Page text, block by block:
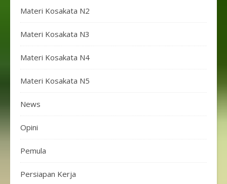
Materi Kosakata N2
Materi Kosakata N3
Materi Kosakata N4
Materi Kosakata N5
News
Opini
Pemula
Persiapan Kerja